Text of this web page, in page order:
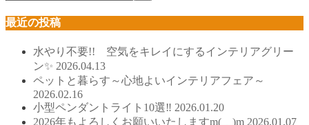
最近の投稿
水やり不要!! 空気をキレイにするインテリアグリー
ン✨ 2026.04.13
ペットと暮らす～心地よいインテリアフェア～
2026.02.16
小型ペンダントライト10選‼ 2026.01.20
2026年もよろしくお願いいたしますm(__)m 2026.01.07